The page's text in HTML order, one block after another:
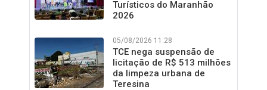
Turísticos do Maranhão
2026
05/08/2026 11:28
TCE nega suspensão de
licitação de R$ 513 milhões
da limpeza urbana de
Teresina